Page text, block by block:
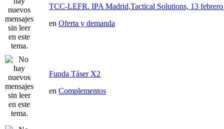
TCC-LEFR. IPA Madrid,Tactical Solutions, 13
en Oferta y demanda
Funda Táser X2
en Complementos